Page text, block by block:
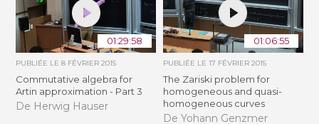
01:29:58
PUBLIÉE LE8 FÉVRIER 2015
Commutative algebra for
Artin approximation - Part 3
De Herwig Hauser
01:06:55
PUBLIÉE LE 17 FÉVRIER 2015
The Zariski problem for
homogeneous and quasi-
homogeneous curves
De Yohann Genzmer